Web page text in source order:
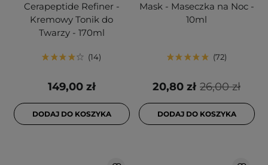
Cerapeptide Refiner -
Kremowy Tonik do
Twarzy - 170ml
14
149,00 zł
DODAJ DO KOSZYKA
Mask - Maseczka na Noc -
10ml
72
26,00 zł
20,80 zł
DODAJ DO KOSZYKA